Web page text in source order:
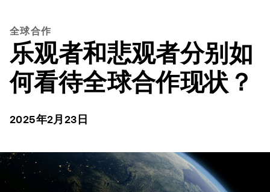
全球合作
乐观者和悲观者分别如
何看待全球合作现状？
2025年2月23日